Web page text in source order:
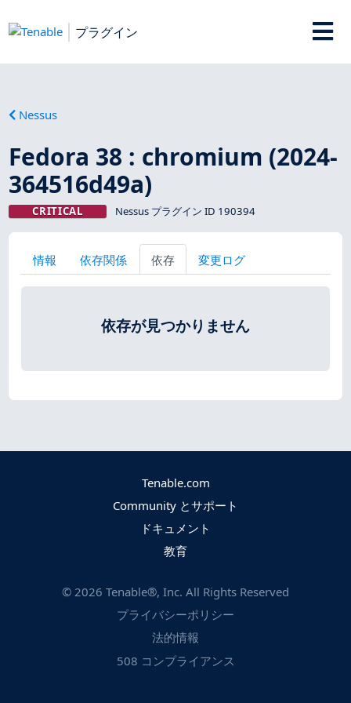
プラグイン
Nessus
Fedora 38 : chromium (2024-
364516d49a)
CRITICAL Nessus プラグイン ID 190394
情報 依存関係 依存 変更ログ
依存が見つかりません
Tenable.com
Community とサポート
ドキュメント
教育
© 2026 Tenable®, Inc. All Rights Reserved
プライバシーポリシー
法的情報
508 コンプライアンス